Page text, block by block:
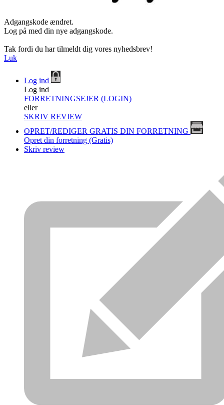
Adgangskode ændret.
Log på med din nye adgangskode.
Tak fordi du har tilmeldt dig vores nyhedsbrev!
Luk
Log ind
Log ind
FORRETNINGSEJER (LOGIN)
eller
SKRIV REVIEW
OPRET/REDIGER GRATIS DIN FORRETNING
Opret din forretning (Gratis)
Skriv review